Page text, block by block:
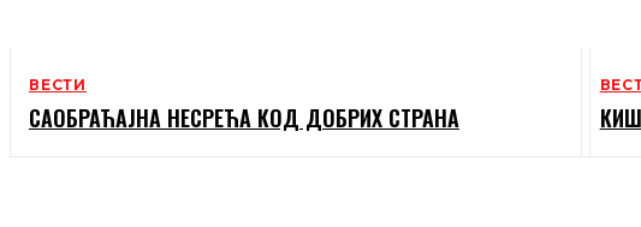
ВЕСТИ
САОБРАЋАЈНА НЕСРЕЋА КОД ДОБРИХ СТРАНА